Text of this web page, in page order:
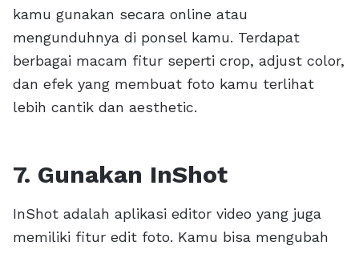
kamu gunakan secara online atau
mengunduhnya di ponsel kamu. Terdapat
berbagai macam fitur seperti crop, adjust color,
dan efek yang membuat foto kamu terlihat
lebih cantik dan aesthetic.
7. Gunakan InShot
InShot adalah aplikasi editor video yang juga
memiliki fitur edit foto. Kamu bisa mengubah